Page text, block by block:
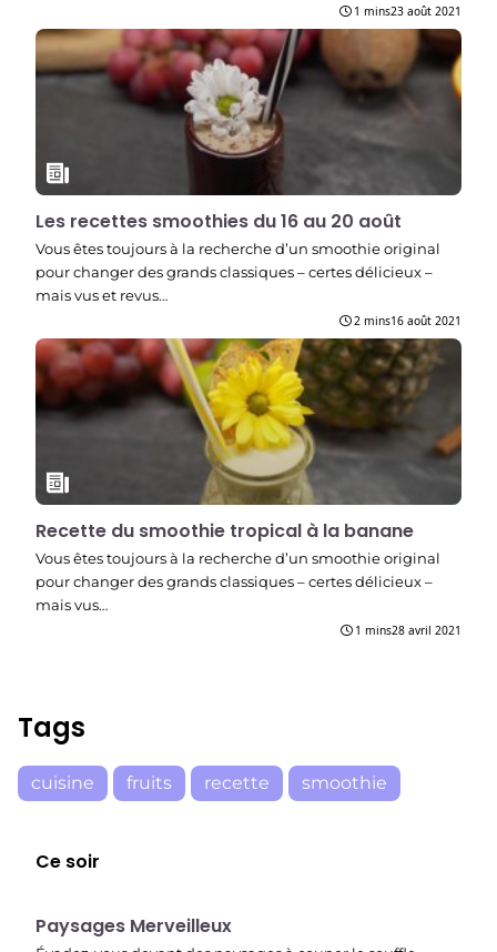
1 mins23 août 2021
Les recettes smoothies du 16 au 20 août
Vous êtes toujours à la recherche d’un smoothie original
pour changer des grands classiques – certes délicieux –
mais vus et revus…
2 mins16 août 2021
Recette du smoothie tropical à la banane
Vous êtes toujours à la recherche d’un smoothie original
pour changer des grands classiques – certes délicieux –
mais vus…
1 mins28 avril 2021
Tags
cuisine fruits recette smoothie
Ce soir
22:37
Paysages Merveilleux